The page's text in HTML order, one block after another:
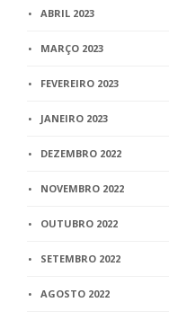
ABRIL 2023
MARÇO 2023
FEVEREIRO 2023
JANEIRO 2023
DEZEMBRO 2022
NOVEMBRO 2022
OUTUBRO 2022
SETEMBRO 2022
AGOSTO 2022